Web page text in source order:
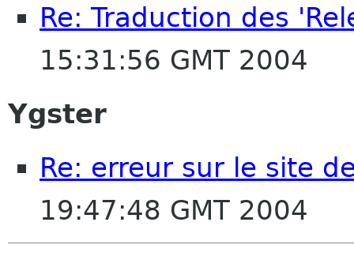
Re: Traduction des
15:31:56 GMT 2004
Ygster
Re: erreur sur le site
19:47:48 GMT 2004